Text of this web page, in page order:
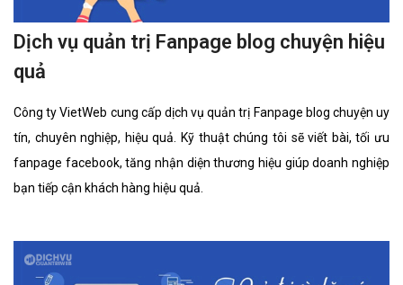
Dịch vụ quản trị Fanpage blog chuyện hiệu
quả
Công ty VietWeb cung cấp dịch vụ quản trị Fanpage blog chuyện uy
tín, chuyên nghiệp, hiệu quả. Kỹ thuật chúng tôi sẽ viết bài, tối ưu
fanpage facebook, tăng nhận diện thương hiệu giúp doanh nghiệp
bạn tiếp cận khách hàng hiệu quả.